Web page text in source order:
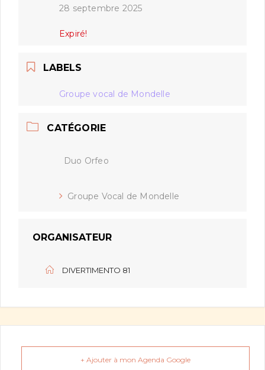
28 septembre 2025
Expiré!
LABELS
Groupe vocal de Mondelle
CATÉGORIE
Duo Orfeo
Groupe Vocal de Mondelle
ORGANISATEUR
DIVERTIMENTO 81
+ Ajouter à mon Agenda Google